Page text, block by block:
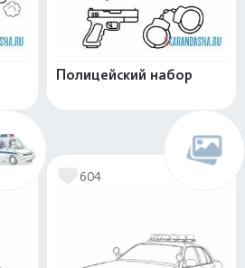
Полицейский набор
604